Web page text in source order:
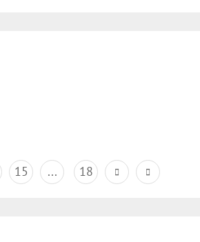
15 ... 18